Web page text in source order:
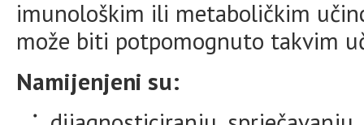
imunološkim ili metaboličkim
može biti potpomognuto takvim
Namijenjeni su: